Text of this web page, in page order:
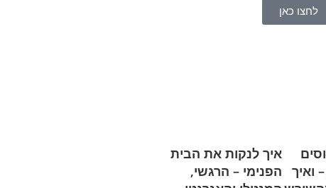
לחצו כאן
ואיך
איך לנקות את הבית
הפנימי – הרגשי,